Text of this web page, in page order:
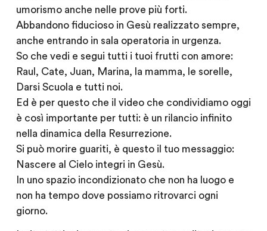
umorismo anche nelle prove più forti.
Abbandono fiducioso in Gesù realizzato sempre,
anche entrando in sala operatoria in urgenza.
So che vedi e segui tutti i tuoi frutti con amore:
Raul, Cate, Juan, Marina, la mamma, le sorelle,
Darsi Scuola e tutti noi.
Ed è per questo che il video che condividiamo oggi
è così importante per tutti: è un rilancio infinito
nella dinamica della Resurrezione.
Si può morire guariti, è questo il tuo messaggio:
Nascere al Cielo integri in Gesù.
In uno spazio incondizionato che non ha luogo e
non ha tempo dove possiamo ritrovarci ogni
giorno.